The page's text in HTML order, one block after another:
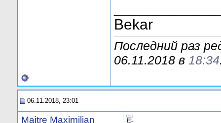
Bekar
Последний раз
06.11.2018 в 18:34
06.11.2018, 23:01
Maitre Maximilian